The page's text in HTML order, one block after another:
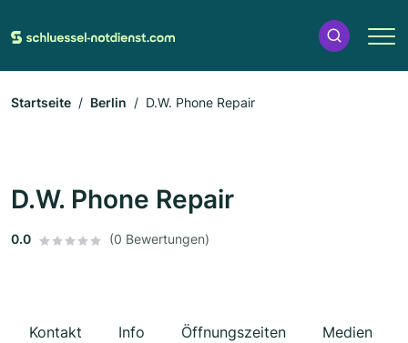
Startseite Berlin D.W. Phone Repair
D.W. Phone Repair
0.0 (0 Bewertungen)
Kontakt Info Öffnungszeiten Medien